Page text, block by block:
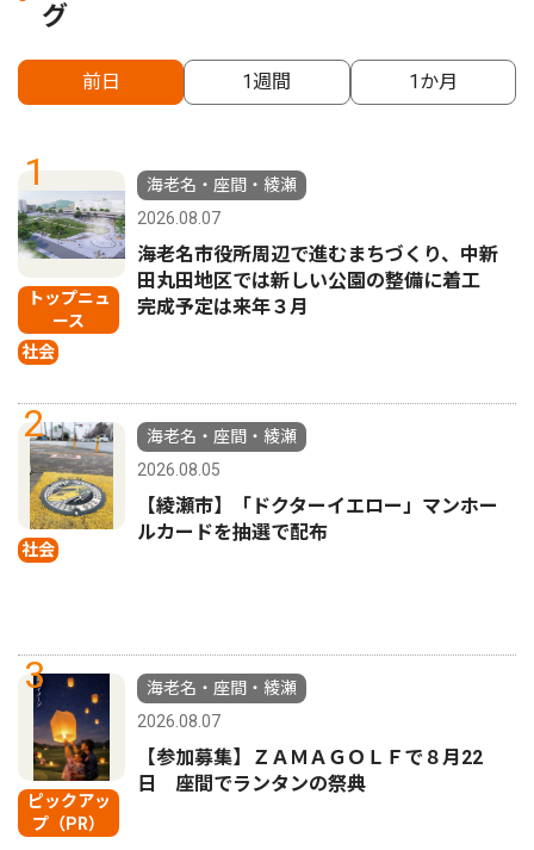
グ
前日 1週間 1か月
1
トップニュ
ース
社会
海老名・座間・綾瀬
2026.08.07
海老名市役所周辺で進むまちづくり、中新
田丸田地区では新しい公園の整備に着工
完成予定は来年３月
2
社会
海老名・座間・綾瀬
2026.08.05
【綾瀬市】「ドクターイエロー」マンホー
ルカードを抽選で配布
3
ピックアッ
プ（PR）
海老名・座間・綾瀬
2026.08.07
【参加募集】ＺＡＭＡＧＯＬＦで８月22
日 座間でランタンの祭典